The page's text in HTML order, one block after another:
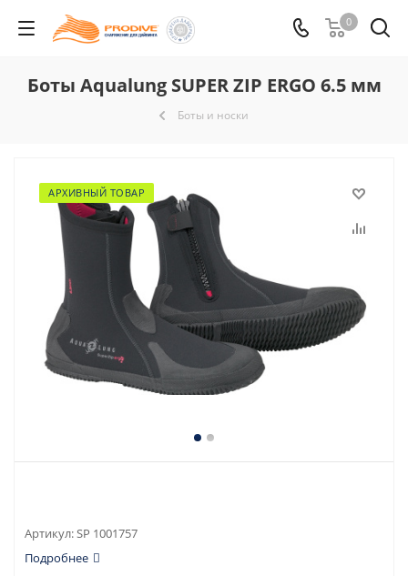
0
Боты Aqualung SUPER ZIP ERGO 6.5 мм
Боты и носки
АРХИВНЫЙ ТОВАР
Артикул:SP 1001757
Подробнее